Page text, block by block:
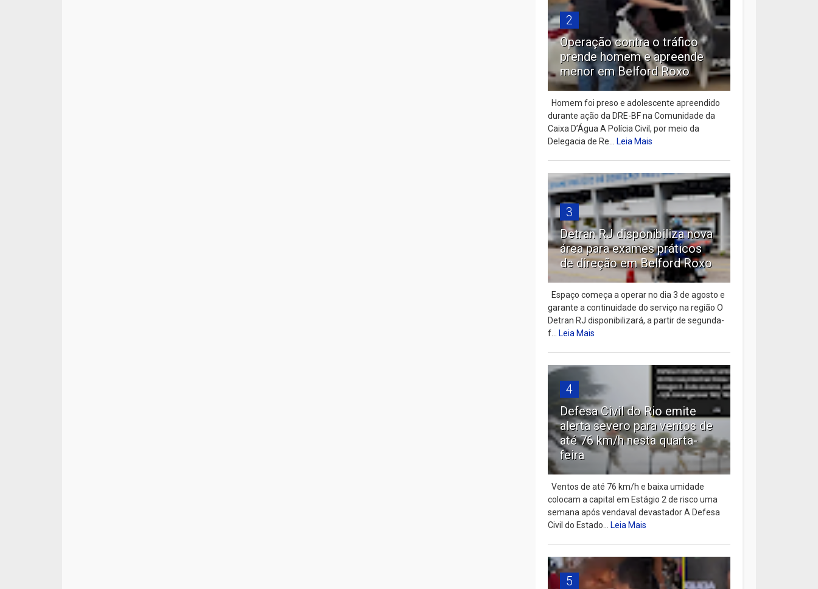
2
Operação contra o tráfico
prende homem e apreende
menor em Belford Roxo
Homem foi preso e adolescente apreendido
durante ação da DRE-BF na Comunidade da
Caixa D’Água A Polícia Civil, por meio da
Delegacia de Re...Leia Mais
3
Detran RJ disponibiliza nova
área para exames práticos
de direção em Belford Roxo
Espaço começa a operar no dia 3 de agosto e
garante a continuidade do serviço na região O
Detran RJ disponibilizará, a partir de segunda-
f...Leia Mais
4
Defesa Civil do Rio emite
alerta severo para ventos de
até 76 km/h nesta quarta-
feira
Ventos de até 76 km/h e baixa umidade
colocam a capital em Estágio 2 de risco uma
semana após vendaval devastador A Defesa
Civil do Estado...Leia Mais
5